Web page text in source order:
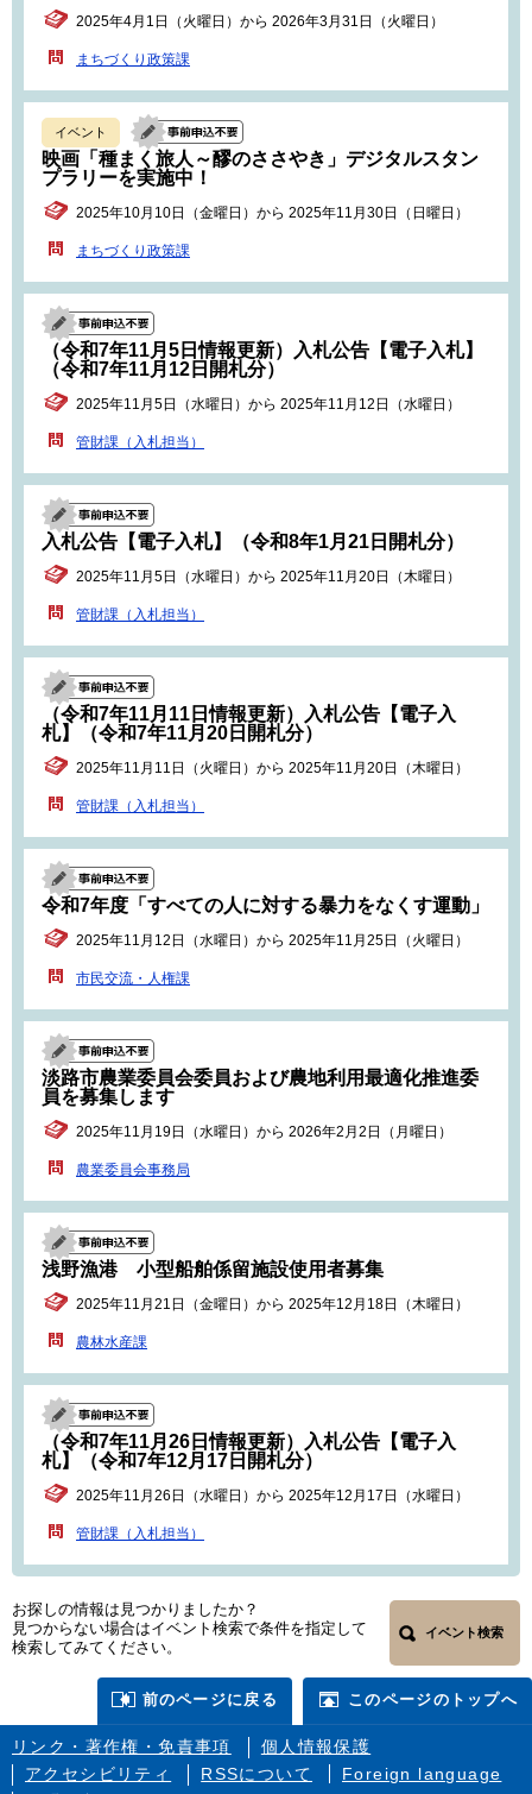
2025年4月1日（火曜日）から 2026年3月31日（火曜日）
まちづくり政策課
イベント
映画「種まく旅人～醪のささやき」デジタルスタン
プラリーを実施中！
2025年10月10日（金曜日）から 2025年11月30日（日曜日）
まちづくり政策課
（令和7年11月5日情報更新）入札公告【電子入札】
（令和7年11月12日開札分）
2025年11月5日（水曜日）から 2025年11月12日（水曜日）
管財課（入札担当）
入札公告【電子入札】（令和8年1月21日開札分）
2025年11月5日（水曜日）から 2025年11月20日（木曜日）
管財課（入札担当）
（令和7年11月11日情報更新）入札公告【電子入
札】（令和7年11月20日開札分）
2025年11月11日（火曜日）から 2025年11月20日（木曜日）
管財課（入札担当）
令和7年度「すべての人に対する暴力をなくす運動」
2025年11月12日（水曜日）から 2025年11月25日（火曜日）
市民交流・人権課
淡路市農業委員会委員および農地利用最適化推進委
員を募集します
2025年11月19日（水曜日）から 2026年2月2日（月曜日）
農業委員会事務局
浅野漁港 小型船舶係留施設使用者募集
2025年11月21日（金曜日）から 2025年12月18日（木曜日）
農林水産課
（令和7年11月26日情報更新）入札公告【電子入
札】（令和7年12月17日開札分）
2025年11月26日（水曜日）から 2025年12月17日（水曜日）
管財課（入札担当）
お探しの情報は見つかりましたか？
見つからない場合はイベント検索で条件を指定して
検索してみてください。
イベント検索
前のページに戻る このページのトップへ
リンク・著作権・免責事項
個人情報保護
アクセシビリティ
RSSについて
Foreign language